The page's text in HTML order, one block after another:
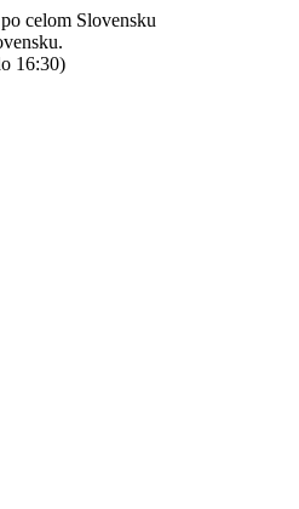
celom Slovensku
16:30)